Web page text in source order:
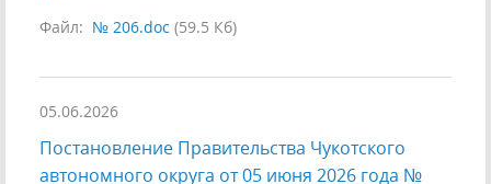
Файл: № 206.doc (59.5 Кб)
05.06.2026
Постановление Правительства Чукотского
автономного округа от 05 июня 2026 года №